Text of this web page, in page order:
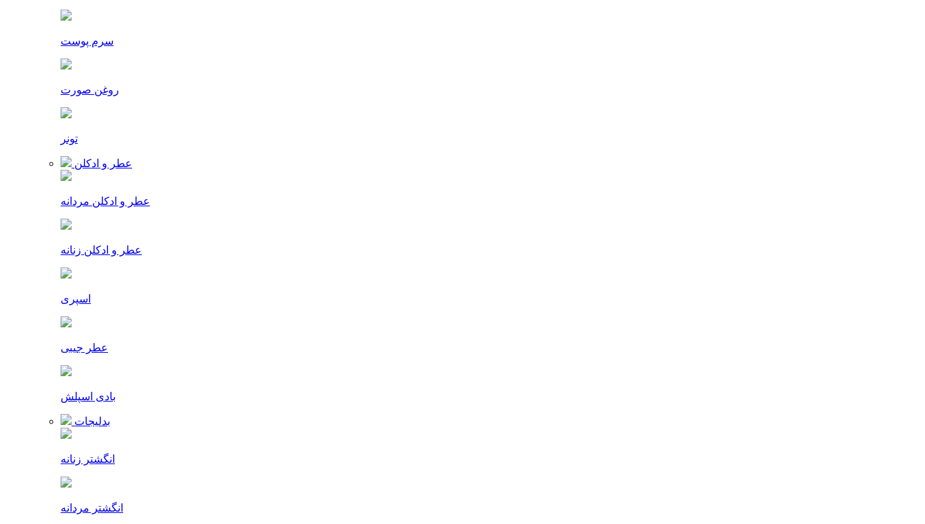
سرم پوست
روغن صورت
تونر
عطر و ادکلن
عطر و ادکلن مردانه
عطر و ادکلن زنانه
اسپری
عطر جیبی
بادی اسپلش
بدلیجات
انگشتر زنانه
انگشتر مردانه